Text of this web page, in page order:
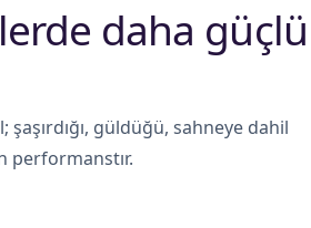
daha güçlü
güldüğü, sahneye dahil
performanstır.